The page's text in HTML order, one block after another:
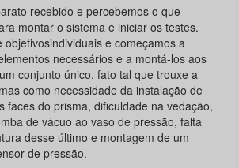
recebido e percebemos o que
montar o sistema e iniciar os testes.
objetivosindividuais e começamos a
necessários e a montá-los aos
conjunto único, fato tal que trouxe a
como necessidade da instalação de
faces do prisma, dificuldade na vedação,
de vácuo ao vaso de pressão, falta
desse último e montagem de um
de pressão.